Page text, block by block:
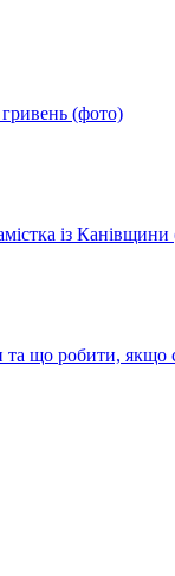
(фото)
із
та що робити, якщо